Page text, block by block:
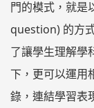
門的模式，就是
question) 的方
了讓學生理解學
下，更可以運用
錄，連結學習表